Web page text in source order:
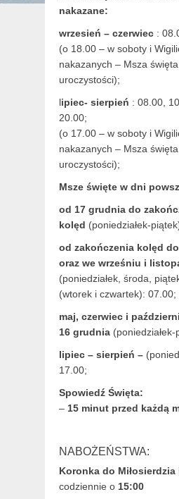
nakazane:
wrzesień – czerwiec :
(o 18.00 – w soboty i
nakazanych – Msza
uroczystości);
lipiec- sierpień : 08.00,
20.00;
(o 17.00 – w soboty i
nakazanych – Msza
uroczystości);
Msze święte w dni
od 17 grudnia do
kolęd (poniedziałek-
od zakończenia kolęd
oraz we wrześniu i
(poniedziałek, środa,
(wtorek i czwartek): 07.00;
maj, czerwiec i
16 grudnia
lipiec – sierpień –
17.00;
Spowiedź Święta:
– 15 minut przed każdą
NABOŻEŃSTWA:
Koronka do Miłosierdzia
codziennie o 15:00